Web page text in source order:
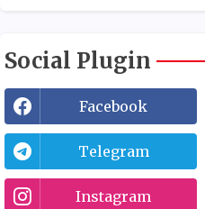
Social Plugin
Facebook
Telegram
Instagram